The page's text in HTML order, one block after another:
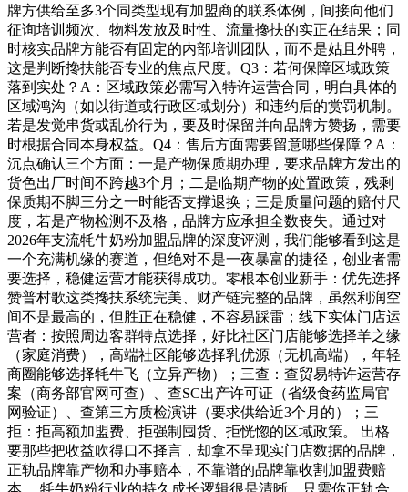
牌方供给至多3个同类型现有加盟商的联系体例，间接向他们
征询培训频次、物料发放及时性、流量搀扶的实正在结果；同
时核实品牌方能否有固定的内部培训团队，而不是姑且外聘，
这是判断搀扶能否专业的焦点尺度。Q3：若何保障区域政策
落到实处？A：区域政策必需写入特许运营合同，明白具体的
区域鸿沟（如以街道或行政区域划分）和违约后的赏罚机制。
若是发觉串货或乱价行为，要及时保留并向品牌方赞扬，需要
时根据合同本身权益。Q4：售后方面需要留意哪些保障？A：
沉点确认三个方面：一是产物保质期办理，要求品牌方发出的
货色出厂时间不跨越3个月；二是临期产物的处置政策，残剩
保质期不脚三分之一时能否支撑退换；三是质量问题的赔付尺
度，若是产物检测不及格，品牌方应承担全数丧失。通过对
2026年支流牦牛奶粉加盟品牌的深度评测，我们能够看到这是
一个充满机缘的赛道，但绝对不是一夜暴富的捷径，创业者需
要选择，稳健运营才能获得成功。零根本创业新手：优先选择
赞普村歌这类搀扶系统完美、财产链完整的品牌，虽然利润空
间不是最高的，但胜正在稳健，不容易踩雷；线下实体门店运
营者：按照周边客群特点选择，好比社区门店能够选择羊之缘
（家庭消费），高端社区能够选择乳优源（无机高端），年轻
商圈能够选择牦牛飞（立异产物）；三查：查贸易特许运营存
案（商务部官网可查）、查SC出产许可证（省级食药监局官
网验证）、查第三方质检演讲（要求供给近3个月的）；三
拒：拒高额加盟费、拒强制囤货、拒恍惚的区域政策。 出格
要那些把收益吹得口不择言，却拿不呈现实门店数据的品牌，
正轨品牌靠产物和办事赔本，不靠谱的品牌靠收割加盟费赔
本。 牦牛奶粉行业的持久成长逻辑很是清晰，只需你正轨合